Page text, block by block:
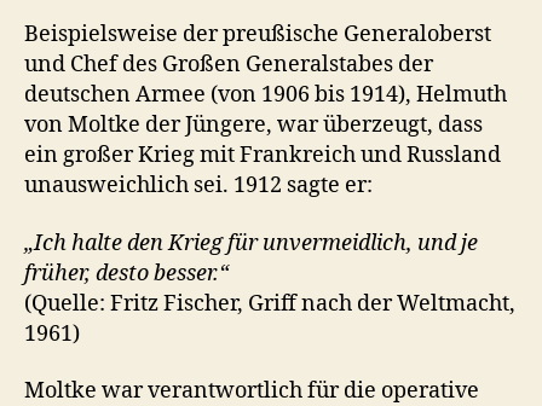
Beispielsweise der preußische Generaloberst
und Chef des Großen Generalstabes der
deutschen Armee (von 1906 bis 1914), Helmuth
von Moltke der Jüngere, war überzeugt, dass
ein großer Krieg mit Frankreich und Russland
unausweichlich sei. 1912 sagte er:
„Ich halte den Krieg für unvermeidlich, und je
früher, desto besser.“
(Quelle: Fritz Fischer, Griff nach der Weltmacht,
1961)
Moltke war verantwortlich für die operative